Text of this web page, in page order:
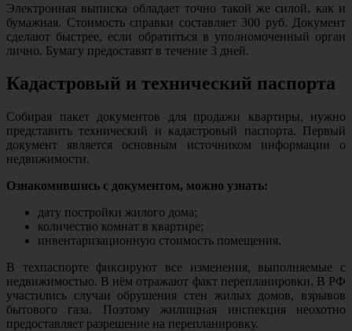
Электронная выписка обладает точно такой же силой, как и
бумажная. Стоимость справки составляет 300 руб. Документ
сделают быстрее, если обратиться в уполномоченный орган
лично. Бумагу предоставят в течение 3 дней.
Кадастровый и технический паспорта
Собирая пакет документов для продажи квартиры, нужно
представить технический и кадастровый паспорта. Первый
документ является основным источником информации о
недвижимости.
Ознакомившись с документом, можно узнать:
дату постройки жилого дома;
количество комнат в квартире;
инвентаризационную стоимость помещения.
В техпаспорте фиксируют все изменения, выполняемые с
недвижимостью. В нём отражают факт перепланировки. В РФ
участились случаи обрушения стен жилых домов, взрывов
бытового газа. Поэтому жилищная инспекция неохотно
предоставляет разрешение на перепланировку.